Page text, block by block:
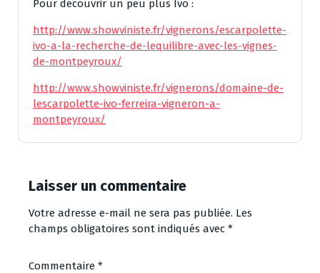
Pour découvrir un peu plus Ivo :
http://www.showviniste.fr/vignerons/escarpolette-
ivo-a-la-recherche-de-lequilibre-avec-les-vignes-
de-montpeyroux/
http://www.showviniste.fr/vignerons/domaine-de-
lescarpolette-ivo-ferreira-vigneron-a-
montpeyroux/
Laisser un commentaire
Votre adresse e-mail ne sera pas publiée. Les
champs obligatoires sont indiqués avec *
Commentaire *